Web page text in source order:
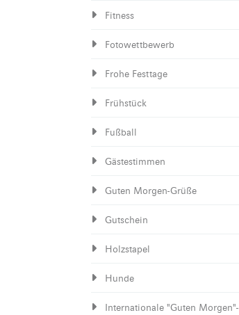
Fitness
Fotowettbewerb
Frohe Festtage
Frühstück
Fußball
Gästestimmen
Guten Morgen-Grüße
Gutschein
Holzstapel
Hunde
Internationale "Guten Morgen"-